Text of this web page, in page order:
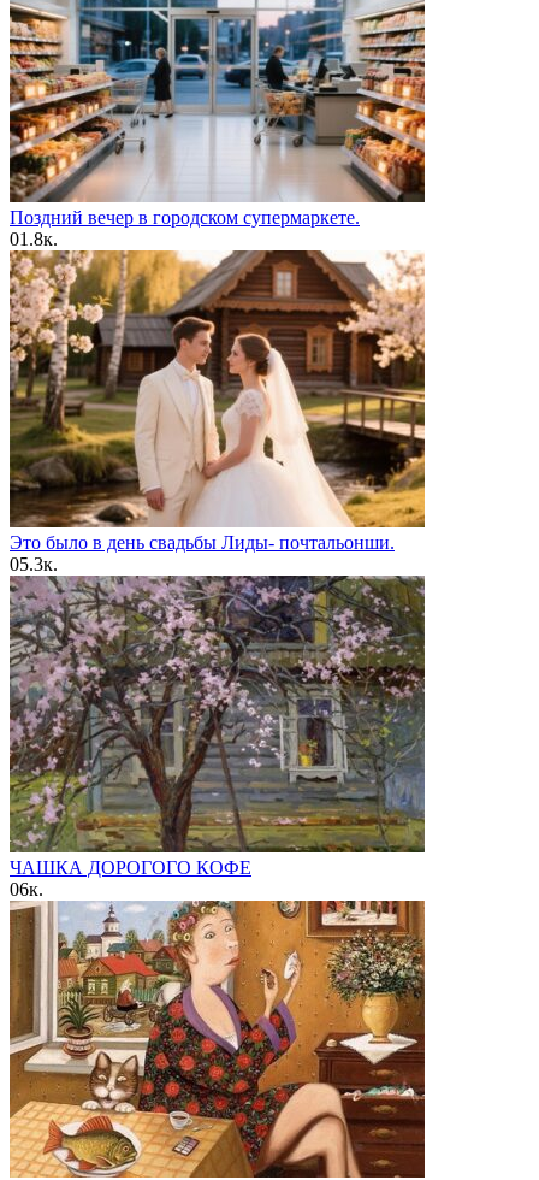
Поздний вечер в городском супермаркете.
01.8к.
Это было в день свадьбы Лиды- почтальонши.
05.3к.
ЧАШКА ДОPОГОГО КОФЕ
06к.